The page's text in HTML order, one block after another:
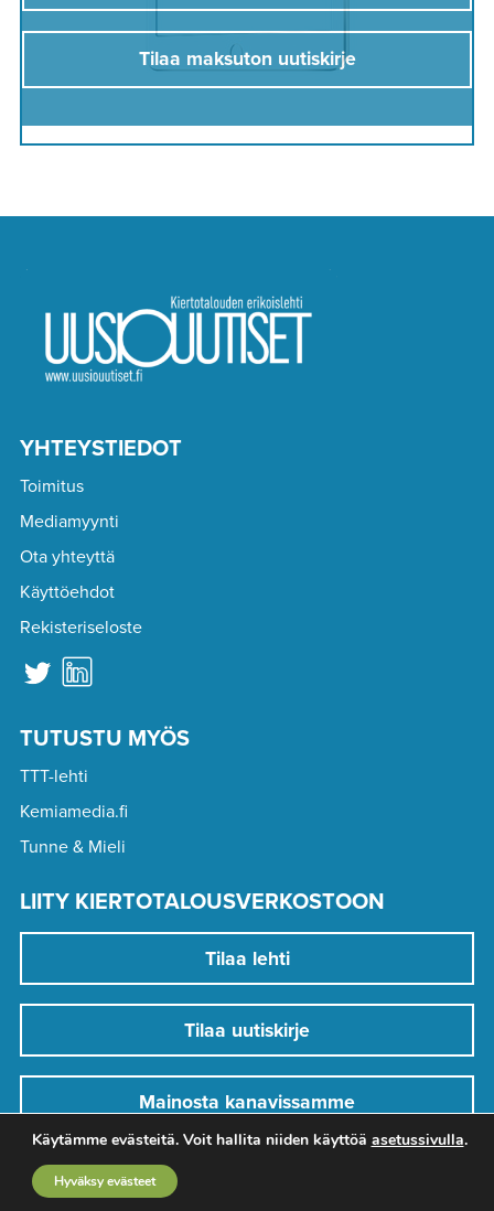
Tilaa maksuton uutiskirje
YHTEYSTIEDOT
Toimitus
Mediamyynti
Ota yhteyttä
Käyttöehdot
Rekisteriseloste
TUTUSTU MYÖS
TTT-lehti
Kemiamedia.fi
Tunne & Mieli
LIITY KIERTOTALOUSVERKOSTOON
Tilaa lehti
Tilaa uutiskirje
Mainosta kanavissamme
Käytämme evästeitä. Voit hallita niiden käyttöä asetussivulla.
Hyväksy evästeet